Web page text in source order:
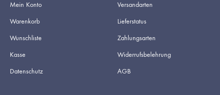
Mein Konto
Warenkorb
Wunschliste
Kasse
Datenschutz
Versandarten
Lieferstatus
Zahlungsarten
Widerrufsbelehrung
AGB